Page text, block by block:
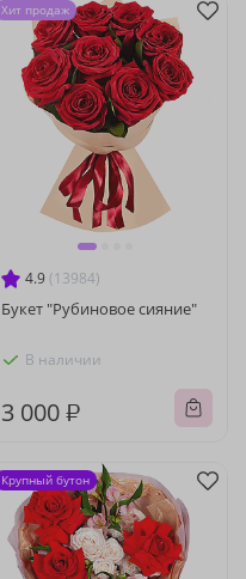
4.9 (13984)
Букет "Рубиновое сияние"
В наличии
3 000 ₽
Хит продаж
Крупный бутон